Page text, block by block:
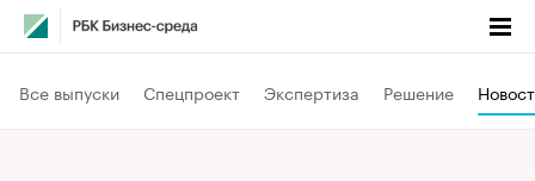
Все выпуски Спецпроект Экспертиза Решение